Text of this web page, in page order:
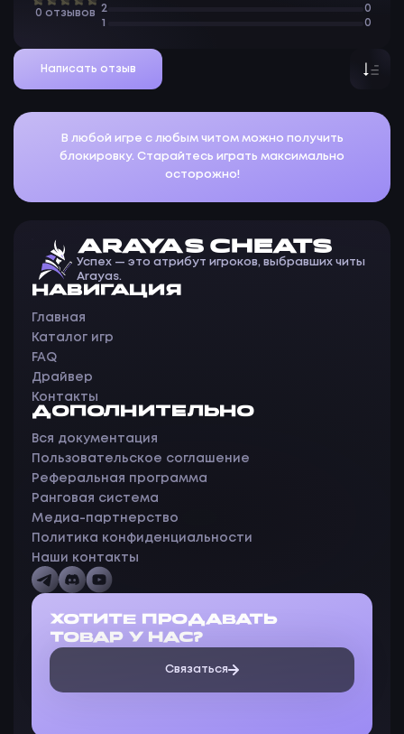
0 отзывов
2
0
1
0
Написать отзыв
В любой игре с любым читом можно получить
блокировку. Старайтесь играть максимально
осторожно!
ARAYAS CHEATS
Успех — это атрибут игроков, выбравших читы
Arayas.
НАВИГАЦИЯ
Главная
Каталог игр
FAQ
Драйвер
Контакты
ДОПОЛНИТЕЛЬНО
Вся документация
Пользовательское соглашение
Реферальная программа
Ранговая система
Медиа-партнерство
Политика конфиденциальности
Наши контакты
ХОТИТЕ ПРОДАВАТЬ
ТОВАР У НАС?
Связаться